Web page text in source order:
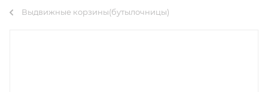
Выдвижные корзины(бутылочницы)